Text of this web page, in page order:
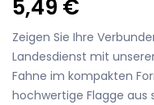
5,49 €
Zeigen Sie Ihre
Landesdienst mit
Fahne im kompakten
hochwertige Flagge aus